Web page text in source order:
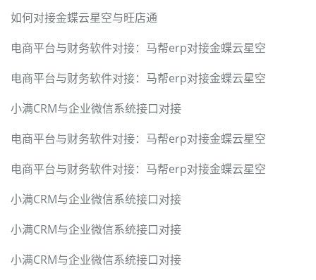
如何对接金蝶云星空与旺店通
电商平台与财务软件对接：马帮erp对接金蝶云星空
电商平台与财务软件对接：马帮erp对接金蝶云星空
小满CRM与企业微信系统接口对接
电商平台与财务软件对接：马帮erp对接金蝶云星空
电商平台与财务软件对接：马帮erp对接金蝶云星空
小满CRM与企业微信系统接口对接
小满CRM与企业微信系统接口对接
小满CRM与企业微信系统接口对接